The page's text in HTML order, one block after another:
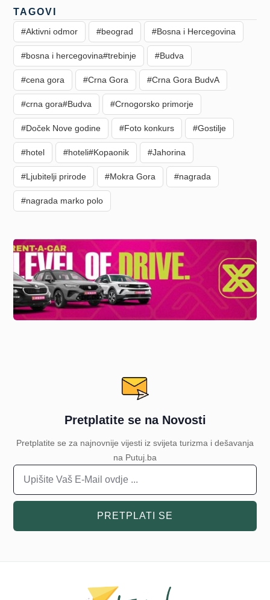
TAGOVI
#Aktivni odmor #beograd #Bosna i Hercegovina
#bosna i hercegovina#trebinje #Budva
#cena gora #Crna Gora #Crna Gora BudvA
#crna gora#Budva #Crnogorsko primorje
#Doček Nove godine #Foto konkurs #Gostilje
#hotel #hoteli#Kopaonik #Jahorina
#Ljubitelji prirode #Mokra Gora #nagrada
#nagrada marko polo
Pretplatite se na Novosti
Pretplatite se za najnovnije vijesti iz svijeta turizma i dešavanja
na Putuj.ba
PRETPLATI SE